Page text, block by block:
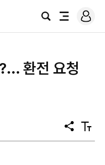
검
전
로
그
환전 요청
공
유
텍
스